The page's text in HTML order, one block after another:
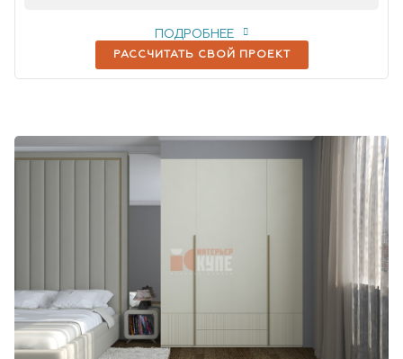
РАССЧИТАТЬ СВОЙ ПРОЕКТ
ПОДРОБНЕЕ